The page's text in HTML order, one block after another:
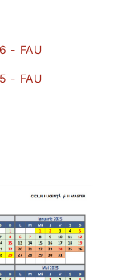
- FAU
- FAU